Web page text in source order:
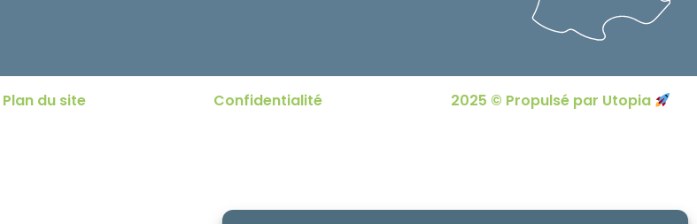
Plan du site Confidentialité 2025 © Propulsé par Utopia